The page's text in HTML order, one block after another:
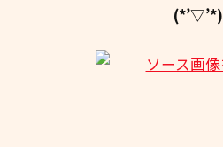
(*’▽’*)